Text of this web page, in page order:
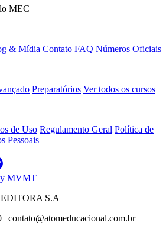
& Mídia Contato FAQ Números Oficiais
Preparatórios Ver todos os cursos
de Uso Regulamento Geral Política de
Pessoais
MVMT
S.A
| contato@atomeducacional.com.br